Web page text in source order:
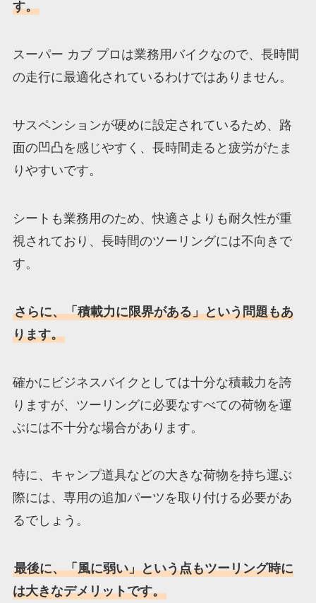
す。
スーパー カブ プロは業務用バイクなので、長時間
の走行に最適化されているわけではありません。
サスペンションが硬めに設定されているため、路
面の凹凸を感じやすく、長時間走ると疲労がたま
りやすいです。
シートも業務用のため、快適さよりも耐久性が重
視されており、長時間のツーリングには不向きで
す。
さらに、「積載力に限界がある」という問題もあ
ります。
確かにビジネスバイクとしては十分な積載力を誇
りますが、ツーリングに必要なすべての荷物を運
ぶには不十分な場合があります。
特に、キャンプ道具などの大きな荷物を持ち運ぶ
際には、専用の追加パーツを取り付ける必要があ
るでしょう。
最後に、「風に弱い」という点もツーリング時に
は大きなデメリットです。